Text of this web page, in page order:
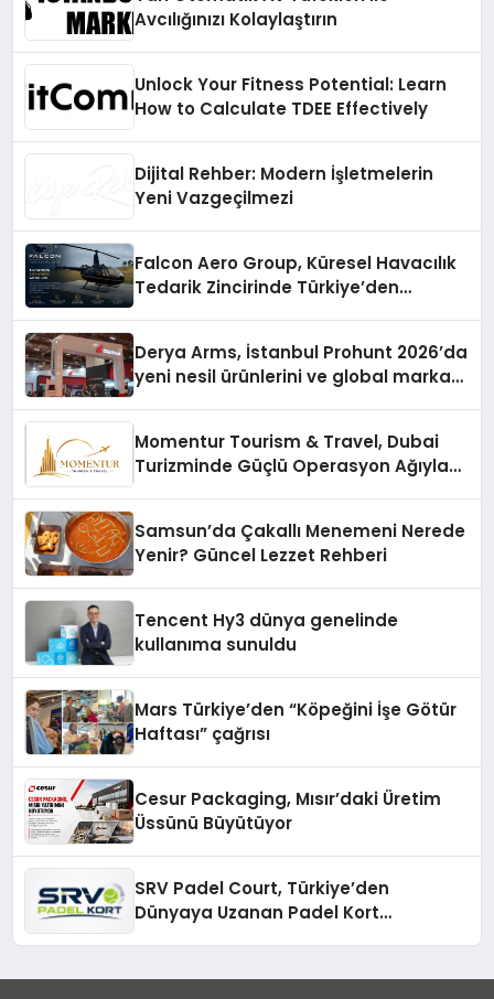
Avcılığınızı Kolaylaştırın
Unlock Your Fitness Potential: Learn
How to Calculate TDEE Effectively
Dijital Rehber: Modern İşletmelerin
Yeni Vazgeçilmezi
Falcon Aero Group, Küresel Havacılık
Tedarik Zincirinde Türkiye’den
Derya Arms, İstanbul Prohunt 2026’da
yeni nesil ürünlerini ve global marka
Momentur Tourism & Travel, Dubai
Turizminde Güçlü Operasyon Ağıyla
Samsun’da Çakallı Menemeni Nerede
Yenir? Güncel Lezzet Rehberi
Tencent Hy3 dünya genelinde
kullanıma sunuldu
Mars Türkiye’den “Köpeğini İşe Götür
Haftası” çağrısı
Cesur Packaging, Mısır’daki Üretim
Üssünü Büyütüyor
SRV Padel Court, Türkiye’den
Dünyaya Uzanan Padel Kort